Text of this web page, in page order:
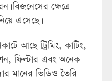
বিজনেসের ক্ষেত্রে
এসেছে।
আছে ট্রিমিং, কাটিং,
ফিল্টার এবং অনেক
মানের ভিডিও তৈরি